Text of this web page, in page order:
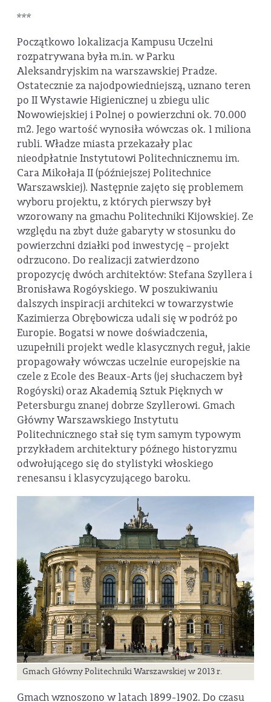
***
Początkowo lokalizacja Kampusu Uczelni
rozpatrywana była m.in. w Parku
Aleksandryjskim na warszawskiej Pradze.
Ostatecznie za najodpowiedniejszą, uznano teren
po II Wystawie Higienicznej u zbiegu ulic
Nowowiejskiej i Polnej o powierzchni ok. 70.000
m2. Jego wartość wynosiła wówczas ok. 1 miliona
rubli. Władze miasta przekazały plac
nieodpłatnie Instytutowi Politechnicznemu im.
Cara Mikołaja II (późniejszej Politechnice
Warszawskiej). Następnie zajęto się problemem
wyboru projektu, z których pierwszy był
wzorowany na gmachu Politechniki Kijowskiej. Ze
względu na zbyt duże gabaryty w stosunku do
powierzchni działki pod inwestycję – projekt
odrzucono. Do realizacji zatwierdzono
propozycję dwóch architektów: Stefana Szyllera i
Bronisława Rogóyskiego. W poszukiwaniu
dalszych inspiracji architekci w towarzystwie
Kazimierza Obrębowicza udali się w podróż po
Europie. Bogatsi w nowe doświadczenia,
uzupełnili projekt wedle klasycznych reguł, jakie
propagowały wówczas uczelnie europejskie na
czele z Ecole des Beaux-Arts (jej słuchaczem był
Rogóyski) oraz Akademią Sztuk Pięknych w
Petersburgu znanej dobrze Szyllerowi. Gmach
Główny Warszawskiego Instytutu
Politechnicznego stał się tym samym typowym
przykładem architektury późnego historyzmu
odwołującego się do stylistyki włoskiego
renesansu i klasycyzującego baroku.
Gmach Główny Politechniki Warszawskiej w 2013 r.
Gmach wznoszono w latach 1899-1902. Do czasu